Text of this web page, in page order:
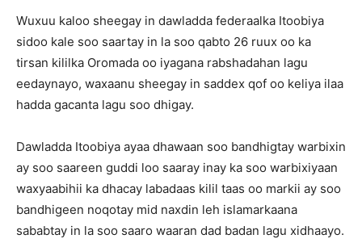
Wuxuu kaloo sheegay in dawladda federaalka Itoobiya
sidoo kale soo saartay in la soo qabto 26 ruux oo ka
tirsan kililka Oromada oo iyagana rabshadahan lagu
eedaynayo, waxaanu sheegay in saddex qof oo keliya ilaa
hadda gacanta lagu soo dhigay.
Dawladda Itoobiya ayaa dhawaan soo bandhigtay warbixin
ay soo saareen guddi loo saaray inay ka soo warbixiyaan
waxyaabihii ka dhacay labadaas kilil taas oo markii ay soo
bandhigeen noqotay mid naxdin leh islamarkaana
sababtay in la soo saaro waaran dad badan lagu xidhaayo.